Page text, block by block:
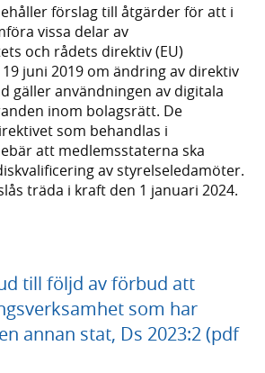
förslag till åtgärder för att i
vissa delar av
och rådets direktiv (EU)
juni 2019 om ändring av direktiv
gäller användningen av digitala
inom bolagsrätt. De
som behandlas i
att medlemsstaterna ska
av styrelseledamöter.
träda i kraft den 1 januari 2024.
till följd av förbud att
som har
annan stat, Ds 2023:2 (pdf